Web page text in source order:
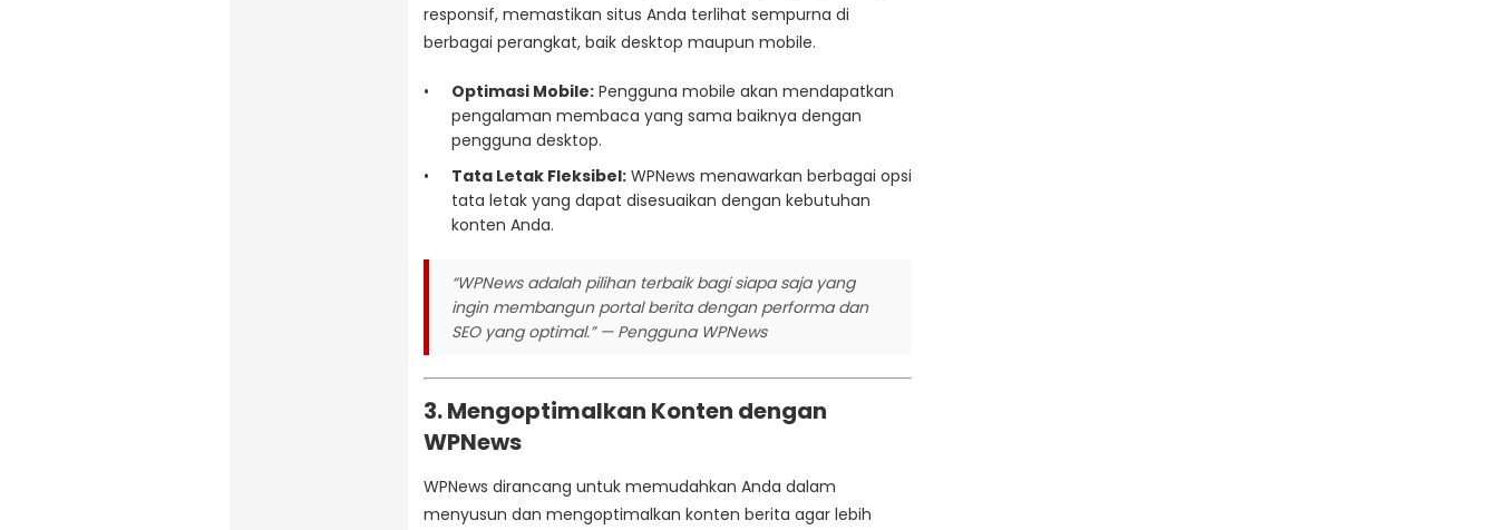
responsif, memastikan situs Anda terlihat sempurna di
berbagai perangkat, baik desktop maupun mobile.
Optimasi Mobile: Pengguna mobile akan mendapatkan
pengalaman membaca yang sama baiknya dengan
pengguna desktop.
Tata Letak Fleksibel: WPNews menawarkan berbagai opsi
tata letak yang dapat disesuaikan dengan kebutuhan
konten Anda.
“WPNews adalah pilihan terbaik bagi siapa saja yang
ingin membangun portal berita dengan performa dan
SEO yang optimal.” — Pengguna WPNews
3. Mengoptimalkan Konten dengan
WPNews
WPNews dirancang untuk memudahkan Anda dalam
menyusun dan mengoptimalkan konten berita agar lebih